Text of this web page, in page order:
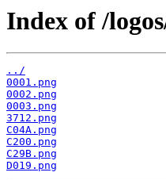
Index of /
../
0001.png
0002.png
0003.png
3712.png
C04A.png
C200.png
C29B.png
D019.png